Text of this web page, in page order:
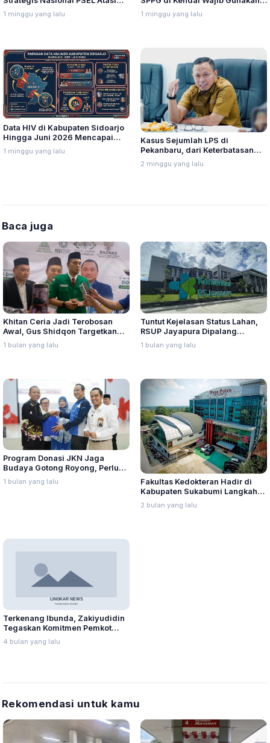
Sampah di Bandung Raya
1 minggu yang lalu
Telur Lokal, Sesuai Kesepakatan
Jawa Tengah
1 minggu yang lalu
Data HIV di Kabupaten Sidoarjo
Hingga Juni 2026 Mencapai
1.183 Kasus, Kemenkes Ajak
Masyarakat Pahami
1 minggu yang lalu
Kasus Sejumlah LPS di
Pekanbaru, dari Keterbatasan
Armada Pengangkut Sampah
hingga Pengurus
2 minggu yang lalu
Baca juga
Khitan Ceria Jadi Terobosan
Awal, Gus Shidqon Targetkan
Ansor Buka Klinik di Seluruh
Jawa Tengah
1 bulan yang lalu
Tuntut Kejelasan Status Lahan,
RSUP Jayapura Dipalang
Masyarakat Adat
1 bulan yang lalu
Program Donasi JKN Jaga
Budaya Gotong Royong, Perluas
Pelayanan Kesehatan
Masyarakat
1 bulan yang lalu
Fakultas Kedokteran Hadir di
Kabupaten Sukabumi Langkah
Strategis Cetak Dokter Putra
Daerah
2 bulan yang lalu
Terkenang Ibunda, Zakiyudidin
Tegaskan Komitmen Pemkot
Medan Benahi Fasilitas dan
Layanan Rumah Sakit
4 bulan yang lalu
Rekomendasi untuk kamu